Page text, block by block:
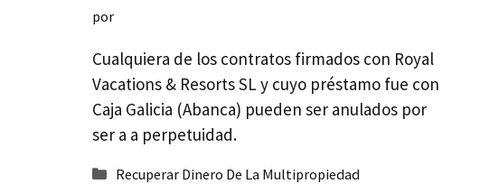
por
Cualquiera de los contratos firmados con Royal
Vacations & Resorts SL y cuyo préstamo fue con
Caja Galicia (Abanca) pueden ser anulados por
ser a a perpetuidad.
Categorías
Recuperar Dinero De La Multipropiedad